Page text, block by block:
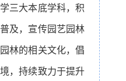
三大本底学科，积
及，宣传园艺园林
林的相关文化，倡
，持续致力于提升